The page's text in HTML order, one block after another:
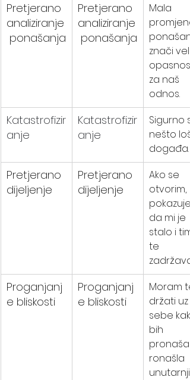
Pretjerano
analiziranje
ponašanja
Pretjerano
analiziranje
ponašanja
Mala
znači
opasnost
za naš
odnos.
Katastrofizir
anje
Katastrofizir
anje
Sigurno
nešto
događa.
Pretjerano
dijeljenje
Pretjerano
dijeljenje
Ako se
otvorim,
da mi je
stalo i
te
Proganjanj
e bliskosti
Proganjanj
e bliskosti
Moram te
držati uz
sebe
bih
ronašla
unutarnji